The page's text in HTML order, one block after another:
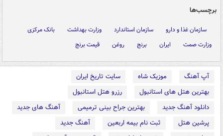
برچسب‌ها
سازمان غذا و دارو سازمان استاندارد وزارت بهداشت
بانک مرکزی
وزارت صمت
ایران برنج روغن قیمت برنج
آپ آهنگ موزیک شاه
سایت تاریخ ایران
بهترین هتل های استانبول
رزرو هتل استانبول
دانلود آهنگ جدید
بهترین جراح بینی ترمیمی
آهنگ های جدید
پرشین هتل
ثبت نام بیمه اربعین
آهنگ جدید